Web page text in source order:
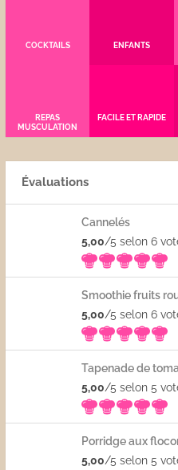
COCKTAILS ENFANTS
REPAS
MUSCULATION
FACILE ET RAPIDE
Évaluations
Cannelés
5,00/5 selon 6
Smoothie fruits
5,00/5 selon 6
Tapenade de
5,00/5 selon 5
Porridge aux
5,00/5 selon 5